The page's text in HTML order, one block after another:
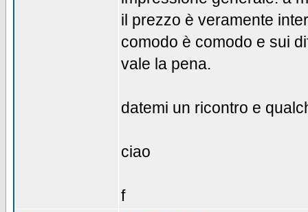
il prezzo è veramente
comodo è comodo e sui
vale la pena.
datemi un ricontro e
ciao
f